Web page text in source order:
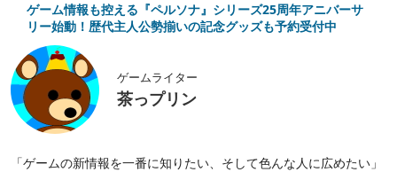
ゲーム情報も控える『ペルソナ』シリーズ25周年アニバーサ
リー始動！歴代主人公勢揃いの記念グッズも予約受付中
ゲームライター
茶っプリン
「ゲームの新情報を一番に知りたい、そして色んな人に広めたい」